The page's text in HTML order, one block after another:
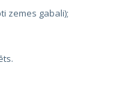
zemes gabali);